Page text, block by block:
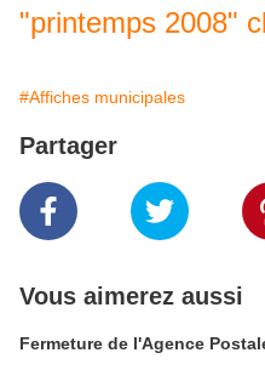
"printemps 2008"
#Affiches municipales
Partager
Vous aimerez aussi
Fermeture de l'Agence